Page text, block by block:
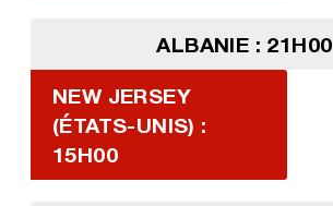
ALBANIE : 21H00
NEW JERSEY
(ÉTATS-UNIS) :
15H00